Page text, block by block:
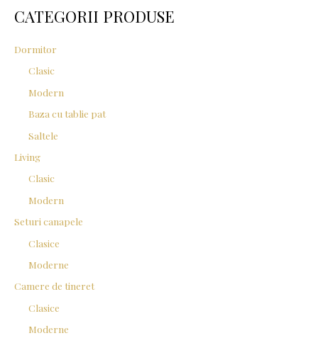
h
o
CATEGORII PRODUSE
Dormitor
Clasic
Modern
Baza cu tablie pat
Saltele
Living
Clasic
Modern
Seturi canapele
Clasice
Moderne
Camere de tineret
Clasice
Moderne